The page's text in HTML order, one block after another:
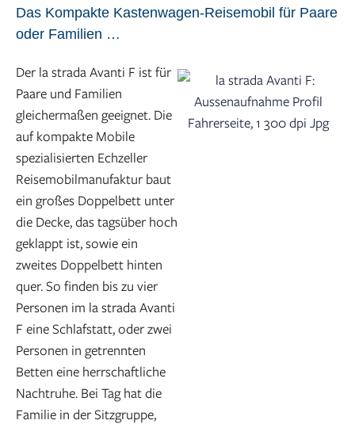
Das Kompakte Kastenwagen-Reisemobil für Paare
oder Familien …
Der la strada Avanti F ist für
Paare und Familien
gleichermaßen geeignet. Die
auf kompakte Mobile
spezialisierten Echzeller
Reisemobilmanufaktur baut
ein großes Doppelbett unter
die Decke, das tagsüber hoch
geklappt ist, sowie ein
zweites Doppelbett hinten
quer. So finden bis zu vier
Personen im la strada Avanti
F eine Schlafstatt, oder zwei
Personen in getrennten
Betten eine herrschaftliche
Nachtruhe. Bei Tag hat die
Familie in der Sitzgruppe,